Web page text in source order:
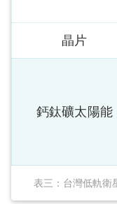
表三：台灣低軌衛
晶片
鈣鈦礦太陽能